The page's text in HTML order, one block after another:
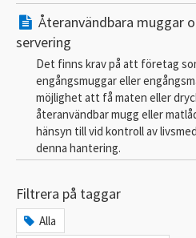
Återanvändbara muggar
servering
Det finns krav på att företag
engångsmuggar eller
möjlighet att få maten eller
återanvändbar mugg eller
hänsyn till vid kontroll av
denna hantering.
Filtrera på taggar
Alla